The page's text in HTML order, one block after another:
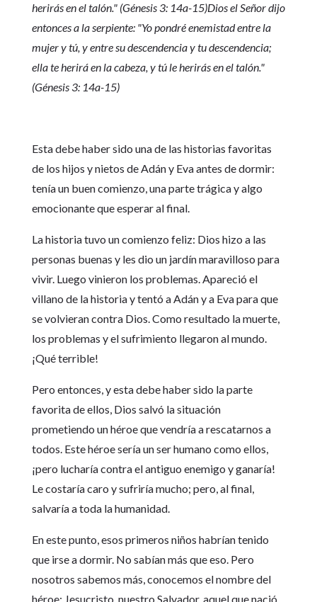
herirás en el talón." (Génesis 3: 14a-15)Dios el Señor dijo
entonces a la serpiente: "Yo pondré enemistad entre la
mujer y tú, y entre su descendencia y tu descendencia;
ella te herirá en la cabeza, y tú le herirás en el talón."
(Génesis 3: 14a-15)
Esta debe haber sido una de las historias favoritas
de los hijos y nietos de Adán y Eva antes de dormir:
tenía un buen comienzo, una parte trágica y algo
emocionante que esperar al final.
La historia tuvo un comienzo feliz: Dios hizo a las
personas buenas y les dio un jardín maravilloso para
vivir. Luego vinieron los problemas. Apareció el
villano de la historia y tentó a Adán y a Eva para que
se volvieran contra Dios. Como resultado la muerte,
los problemas y el sufrimiento llegaron al mundo.
¡Qué terrible!
Pero entonces, y esta debe haber sido la parte
favorita de ellos, Dios salvó la situación
prometiendo un héroe que vendría a rescatarnos a
todos. Este héroe sería un ser humano como ellos,
¡pero lucharía contra el antiguo enemigo y ganaría!
Le costaría caro y sufriría mucho; pero, al final,
salvaría a toda la humanidad.
En este punto, esos primeros niños habrían tenido
que irse a dormir. No sabían más que eso. Pero
nosotros sabemos más, conocemos el nombre del
héroe: Jesucristo, nuestro Salvador, aquel que nació